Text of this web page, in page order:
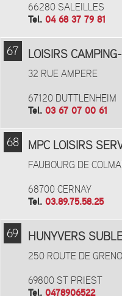
66280 SALEILLES
Tel. 04 68 37 79 81
67 LOISIRS
32 RUE AMPERE
67120 DUTTLENHEIM
Tel. 03 67 07 00 61
68 MPC LOISIRS
FAUBOURG DE
68700 CERNAY
Tel. 03.89.75.58.25
69 HUNYVERS
250 ROUTE DE
69800 ST PRIEST
Tel. 0478906522